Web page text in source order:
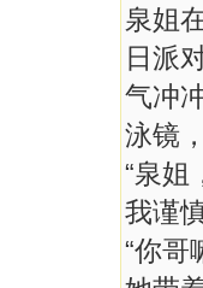
泉姐
日派
气冲
泳镜
“泉姐
我谨
“你哥